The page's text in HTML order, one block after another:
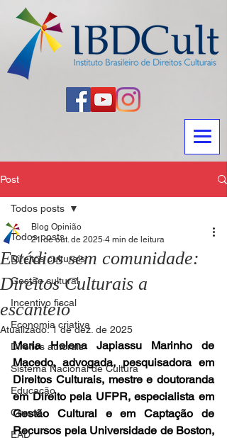
Post
Todos posts
Direitos culturais
Gestão cultural
Incentivo fiscal
Economia criativa
Direitos autorais
Sistema Nacional de Cultura
Educação
Cursos
EAD
Todos posts
Estádios sem comunidade:
Direitos Culturais a
escanteio
Blog Opinião
21 de out. de 2025 4 min de leitura
Atualizado:1 de dez. de 2025
Maria Helena Japiassu Marinho de
Macedo, advogada, pesquisadora em
Direitos Culturais, mestre e doutoranda
em Direito pela UFPR, especialista em
Gestão Cultural e em Captação de
Recursos pela Universidade de Boston,